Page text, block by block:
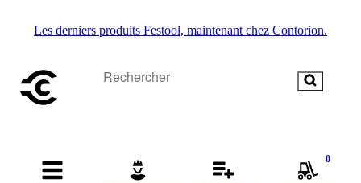
Les derniers produits Festool, maintenant chez Contorion.
0